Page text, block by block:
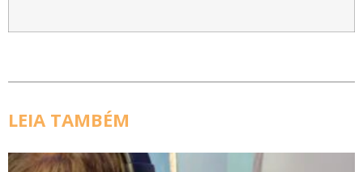
LEIA TAMBÉM